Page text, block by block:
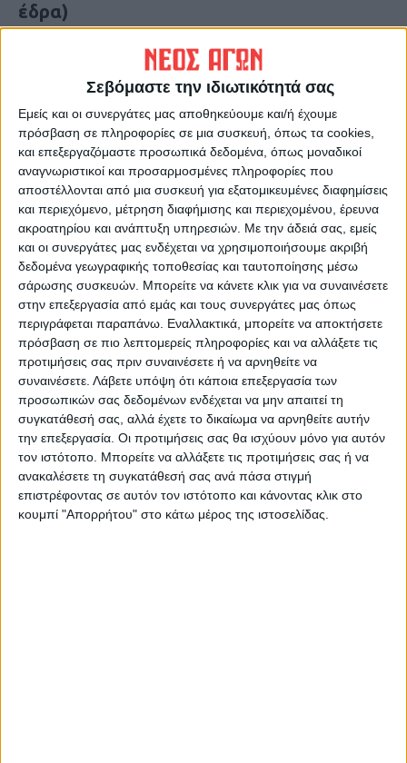
Σεβόμαστε την ιδιωτικότητά σας
Εμείς και οι συνεργάτες μας αποθηκεύουμε και/ή έχουμε
πρόσβαση σε πληροφορίες σε μια συσκευή, όπως τα cookies,
και επεξεργαζόμαστε προσωπικά δεδομένα, όπως μοναδικοί
αναγνωριστικοί και προσαρμοσμένες πληροφορίες που
αποστέλλονται από μια συσκευή για εξατομικευμένες διαφημίσεις
και περιεχόμενο, μέτρηση διαφήμισης και περιεχομένου, έρευνα
ακροατηρίου και ανάπτυξη υπηρεσιών. Με την άδειά σας, εμείς
και οι συνεργάτες μας ενδέχεται να χρησιμοποιήσουμε ακριβή
δεδομένα γεωγραφικής τοποθεσίας και ταυτοποίησης μέσω
σάρωσης συσκευών. Μπορείτε να κάνετε κλικ για να συναινέσετε
στην επεξεργασία από εμάς και τους συνεργάτες μας όπως
περιγράφεται παραπάνω. Εναλλακτικά, μπορείτε να αποκτήσετε
πρόσβαση σε πιο λεπτομερείς πληροφορίες και να αλλάξετε τις
προτιμήσεις σας πριν συναινέσετε ή να αρνηθείτε να
συναινέσετε. Λάβετε υπόψη ότι κάποια επεξεργασία των
προσωπικών σας δεδομένων ενδέχεται να μην απαιτεί τη
συγκατάθεσή σας, αλλά έχετε το δικαίωμα να αρνηθείτε αυτήν
την επεξεργασία. Οι προτιμήσεις σας θα ισχύουν μόνο για αυτόν
τον ιστότοπο. Μπορείτε να αλλάξετε τις προτιμήσεις σας ή να
ανακαλέσετε τη συγκατάθεσή σας ανά πάσα στιγμή
επιστρέφοντας σε αυτόν τον ιστότοπο και κάνοντας κλικ στο
κουμπί "Απορρήτου" στο κάτω μέρος της ιστοσελίδας.
έδρα)
-Συνεργασία Εκπαιδευτικών: 104 ψήφοι ( 2
Για τη ΔΟΕ:
*ΔΑΚΕ: 140 ψήφοι (1 αντιπρόσωπος,
Κουτής Βάιος)
* Κοινή Δράση Εκπαιδευτικών: 119 ψήφοι
(1 αντιπρόσωπος, Γκαραγκάνης
Αναστάσιος)
* Συνεργασία Εκπαιδευτικών: 98 ψήφοι ( 1
αντιπρόσωπος, Μητσάκη Αποστολία)
* Αγωνιστική Συσπείρωση: 80 ψήφοι ( 1
αντιπρόσωπος, Κοζιού Σόνια)
Τελευταίες Ειδήσεις Σήμερα